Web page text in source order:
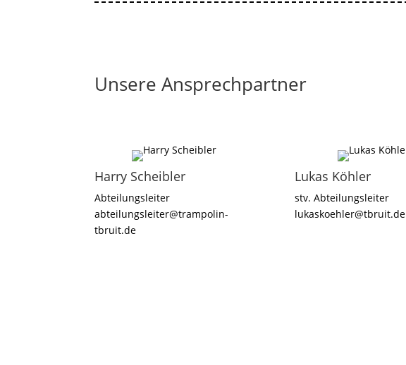
Unsere Ansprechpartner
Harry Scheibler
Abteilungsleiter
abteilungsleiter@trampolin-
tbruit.de
Lukas Köhler
stv. Abteilungsleiter
lukaskoehler@tbruit.de